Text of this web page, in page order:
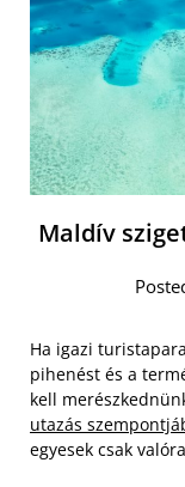
Maldív
Ha igazi
pihenést és a
kell
utazás
egyesek csak